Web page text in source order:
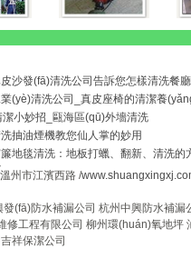
沙發(fā)清洗公司告訴您怎樣清洗餐
(yè)清洗公司_真皮座椅的清潔養
小妙招_甌海區(qū)外墻清洗
抽油煙機教您仙人掌的妙用
地毯清洗：地板打蠟、翻新、清洗的
溫州市江濱西路 /
發(fā)防水補漏公司 杭州中興防水補漏
修工程有限公司 柳州環(huán)氧地坪
祥保潔公司